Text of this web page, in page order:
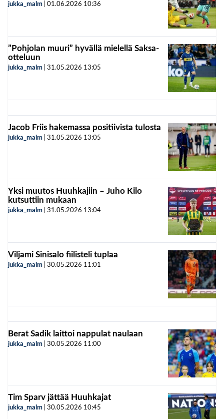
jukka_malm 01.06.2026 10:36
”Pohjolan muuri” hyvällä mielellä Saksa-
otteluun
jukka_malm 31.05.2026 13:05
Jacob Friis hakemassa positiivista tulosta
jukka_malm 31.05.2026 13:05
Yksi muutos Huuhkajiin – Juho Kilo
kutsuttiin mukaan
jukka_malm 31.05.2026 13:04
Viljami Sinisalo fiilisteli tuplaa
jukka_malm 30.05.2026 11:01
Berat Sadik laittoi nappulat naulaan
jukka_malm 30.05.2026 11:00
Tim Sparv jättää Huuhkajat
jukka_malm 30.05.2026 10:45